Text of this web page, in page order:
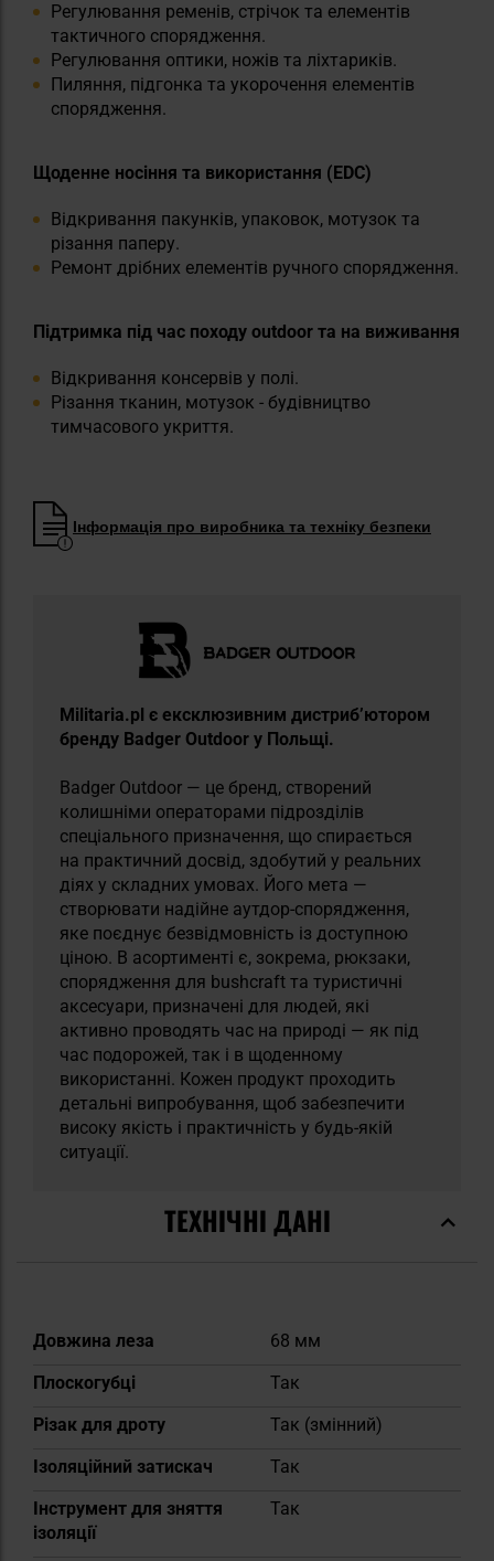
Регулювання ременів, стрічок та елементів
тактичного спорядження.
Регулювання оптики, ножів та ліхтариків.
Пиляння, підгонка та укорочення елементів
спорядження.
Щоденне носіння та використання (EDC)
Відкривання пакунків, упаковок, мотузок та
різання паперу.
Ремонт дрібних елементів ручного спорядження.
Підтримка під час походу outdoor та на виживання
Відкривання консервів у полі.
Різання тканин, мотузок - будівництво
тимчасового укриття.
Інформація про виробника та техніку безпеки
Militaria.pl є ексклюзивним дистриб’ютором
бренду Badger Outdoor у Польщі.
Badger Outdoor — це бренд, створений
колишніми операторами підрозділів
спеціального призначення, що спирається
на практичний досвід, здобутий у реальних
діях у складних умовах. Його мета —
створювати надійне аутдор-спорядження,
яке поєднує безвідмовність із доступною
ціною. В асортименті є, зокрема, рюкзаки,
спорядження для bushcraft та туристичні
аксесуари, призначені для людей, які
активно проводять час на природі — як під
час подорожей, так і в щоденному
використанні. Кожен продукт проходить
детальні випробування, щоб забезпечити
високу якість і практичність у будь-якій
ситуації.
ТЕХНІЧНІ ДАНІ
Докладніше
Довжина леза
68 мм
Плоскогубці
Так
Різак для дроту
Так (змінний)
Ізоляційний затискач
Так
Інструмент для зняття
ізоляції
Так